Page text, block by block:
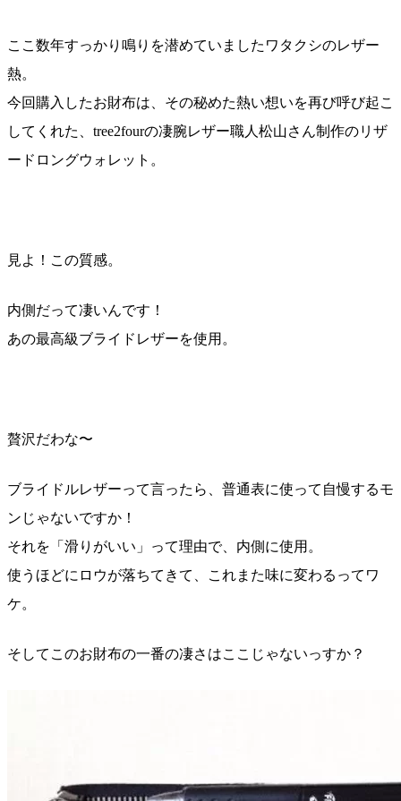
ここ数年すっかり鳴りを潜めていましたワタクシのレザー
熱。
今回購入したお財布は、その秘めた熱い想いを再び呼び起こ
してくれた、tree2fourの凄腕レザー職人松山さん制作のリザ
ードロングウォレット。
見よ！この質感。
内側だって凄いんです！
あの最高級ブライドレザーを使用。
贅沢だわな〜
ブライドルレザーって言ったら、普通表に使って自慢するモ
ンじゃないですか！
それを「滑りがいい」って理由で、内側に使用。
使うほどにロウが落ちてきて、これまた味に変わるってワ
ケ。
そしてこのお財布の一番の凄さはここじゃないっすか？